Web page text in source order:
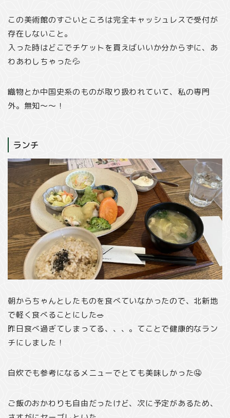
この美術館のすごいところは完全キャッシュレスで受付が
存在しないこと。
入った時はどこでチケットを買えばいいか分からずに、あ
わあわしちゃった💦
織物とか中国史系のものが取り扱われていて、私の専門
外。無知〜〜！
ランチ
朝からちゃんとしたものを食べていなかったので、北新地
で軽く食べることにした🥗
昨日食べ過ぎてしまってる、、、。てことで健康的なラン
チにしました！
自炊でも参考になるメニューでとても美味しかった🤤
ご飯のおかわりも自由だったけど、次に予定があるため、